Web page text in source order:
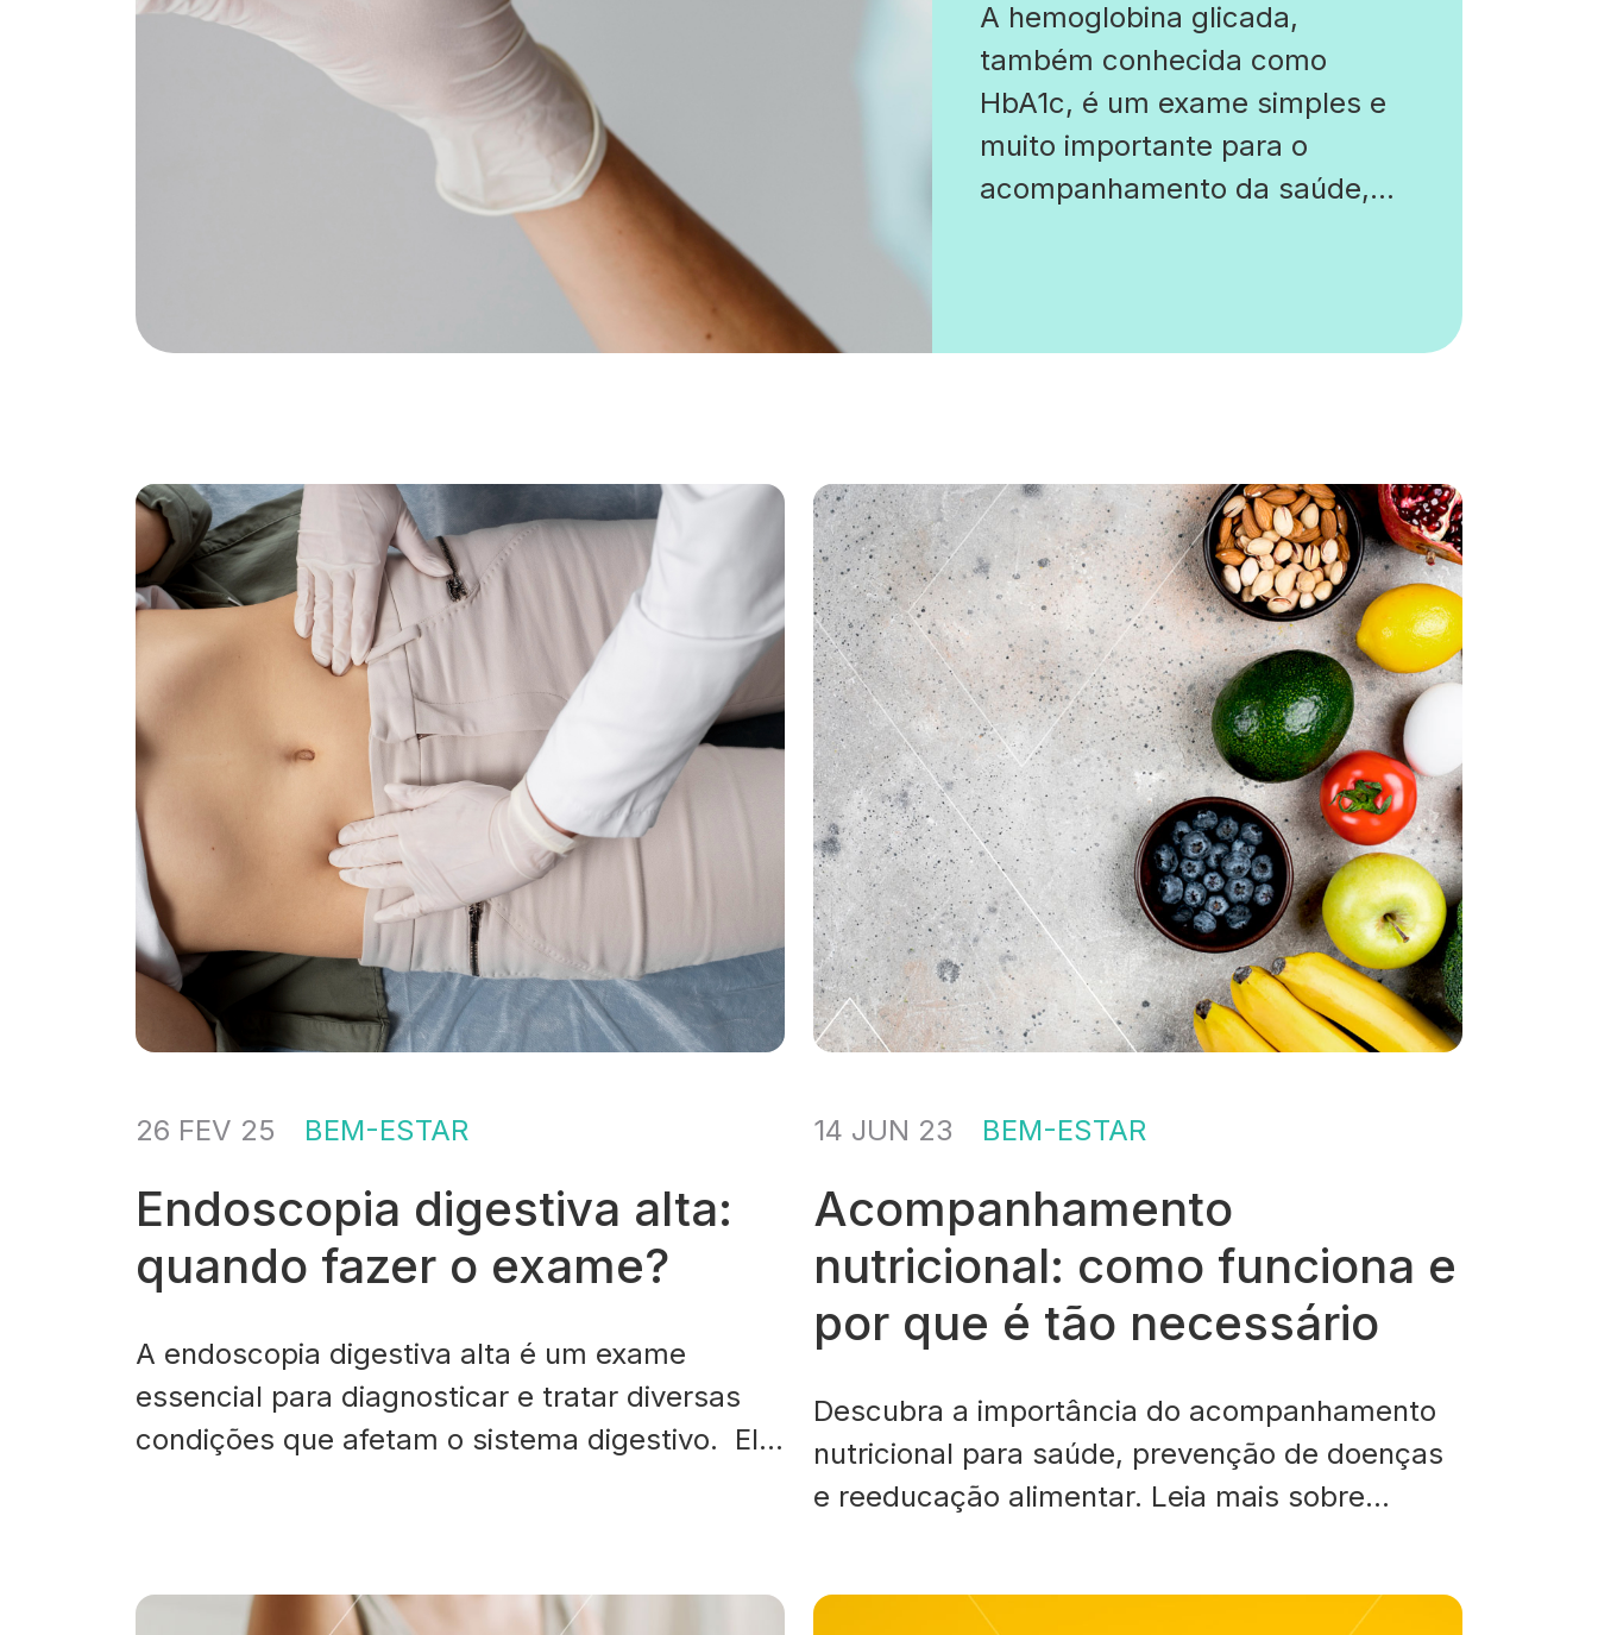
A hemoglobina glicada,
também conhecida como
HbA1c, é um exame simples e
muito importante para o
acompanhamento da saúde,
a quantidade de glicose
presente nas células vermelhas
do sangue. Como a vida útil […]
26 FEV 25 BEM-ESTAR
Endoscopia digestiva alta:
quando fazer o exame?
A endoscopia digestiva alta é um exame
essencial para diagnosticar e tratar diversas
condições que afetam o sistema digestivo. Ela
refluxo gastroesofágico, úlceras, inflamações e
14 JUN 23 BEM-ESTAR
Acompanhamento
nutricional: como funciona e
por que é tão necessário
Descubra a importância do acompanhamento
nutricional para saúde, prevenção de doenças
e reeducação alimentar. Leia mais sobre